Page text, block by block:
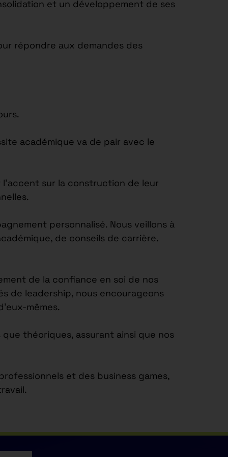
et un développement de ses
répondre aux demandes des
académique va de pair avec le
sur la construction de leur
personnalisé. Nous veillons à
de conseils de carrière.
de la confiance en soi de nos
de leadership, nous encourageons
mêmes.
théoriques, assurant ainsi que nos
et des business games,